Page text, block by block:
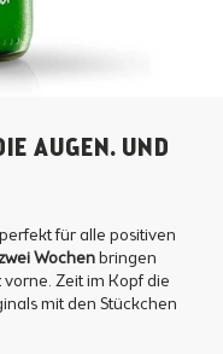
AUGEN. UND
perfekt für alle positiven
Wochen bringen
Zeit im Kopf die
mit den Stückchen